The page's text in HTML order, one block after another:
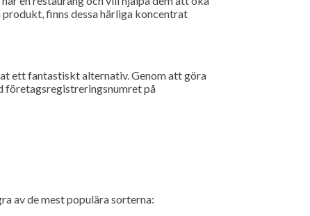
finns dessa härliga koncentrat
ett fantastiskt alternativ. Genom att göra
företagsregistreringsnumret på
av de mest populära sorterna: